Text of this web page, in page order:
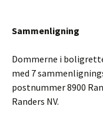
Sammenligning
Dommerne i
med 7
postnummer 8900
Randers NV.